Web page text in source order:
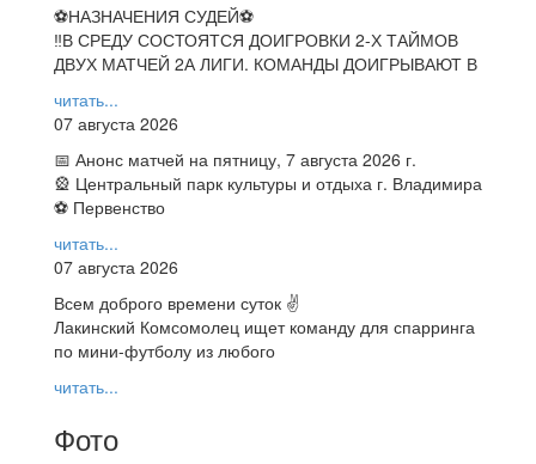
⚽НАЗНАЧЕНИЯ СУДЕЙ⚽
‼В СРЕДУ СОСТОЯТСЯ ДОИГРОВКИ 2-Х ТАЙМОВ
ДВУХ МАТЧЕЙ 2А ЛИГИ. КОМАНДЫ ДОИГРЫВАЮТ В
читать...
07 августа 2026
📅 Анонс матчей на пятницу, 7 августа 2026 г.
🎡 Центральный парк культуры и отдыха г. Владимира
⚽ Первенство
читать...
07 августа 2026
Всем доброго времени суток ✌
Лакинский Комсомолец ищет команду для спарринга
по мини-футболу из любого
читать...
Фото